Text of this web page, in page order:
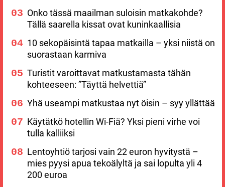
Onko tässä maailman suloisin matkakohde?
Tällä saarella kissat ovat kuninkaallisia
10 sekopäisintä tapaa matkailla – yksi niistä on
suorastaan karmiva
Turistit varoittavat matkustamasta tähän
kohteeseen: ”Täyttä helvettiä”
Yhä useampi matkustaa nyt öisin – syy yllättää
Käytätkö hotellin Wi-Fiä? Yksi pieni virhe voi
tulla kalliiksi
Lentoyhtiö tarjosi vain 22 euron hyvitystä –
mies pyysi apua tekoälyltä ja sai lopulta yli 4
200 euroa